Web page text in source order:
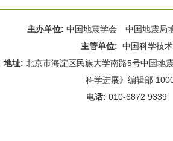
主办单位: 中国地震学会 中国地震
主管单位: 中国科学技
地址: 北京市海淀区民族大学南路5号中国地
科学进展》编辑部
电话: 010-6872